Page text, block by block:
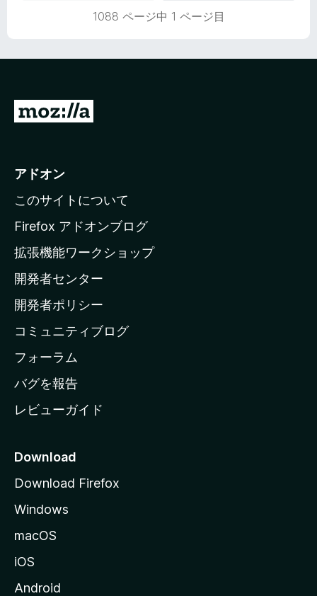
1088 ページ中 1 ページ目
M
i
l
a
ホ
ー
ム
ー
ジ
へ
アドオン
このサイトについて
Firefox アドオンブログ
拡張機能ワークショップ
開発者センター
開発者ポリシー
コミュニティブログ
フォーラム
バグを報告
レビューガイド
Download
Download Firefox
Windows
macOS
iOS
Android